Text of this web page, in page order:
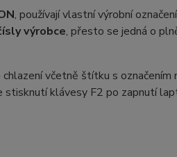
, používají vlastní výrobní
výrobce, přesto se jedná o
chlazení včetně štítku s označením
klávesy F2 po zapnutí